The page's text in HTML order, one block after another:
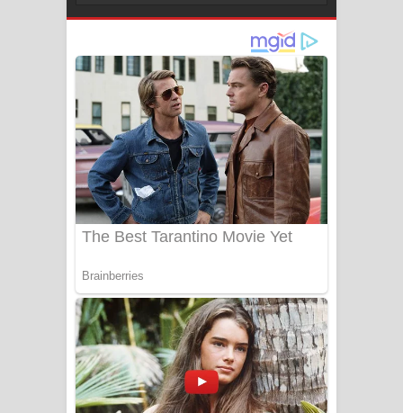
ගීතයේ පද පෙළ
Niwuna Numba Hinda Song Lyrics -
නිවුනා නුඹ හින්දා ගීතයේ පද පෙළ
Numba Dun Aadare Song Lyrics - නුඹ
දුන් ආදරේ ගීතයේ පද පෙළ
- ලියමුද දැන් අනාගතේ ගීතයේ පද පෙළ
Doni Song Lyrics - දෝණි ගීතයේ පද
පෙළ
Benthara Palame Song Lyrics -